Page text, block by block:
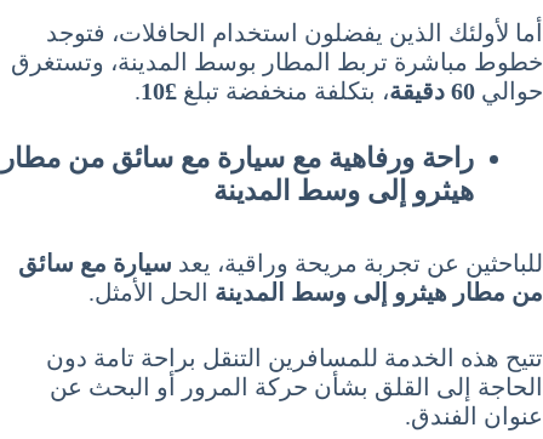
أما لأولئك الذين يفضلون استخدام الحافلات، فتوجد
خطوط مباشرة تربط المطار بوسط المدينة، وتستغرق
حوالي 60 دقيقة ، بتكلفة منخفضة تبلغ £10
.
راحة ورفاهية مع سيارة مع سائق من مطار
هيثرو إلى وسط المدينة
للباحثين عن تجربة مريحة وراقية، يعد سيارة مع سائق
من مطار هيثرو إلى وسط المدينة الحل الأمثل.
تتيح هذه الخدمة للمسافرين التنقل براحة تامة دون
الحاجة إلى القلق بشأن حركة المرور أو البحث عن
عنوان الفندق.